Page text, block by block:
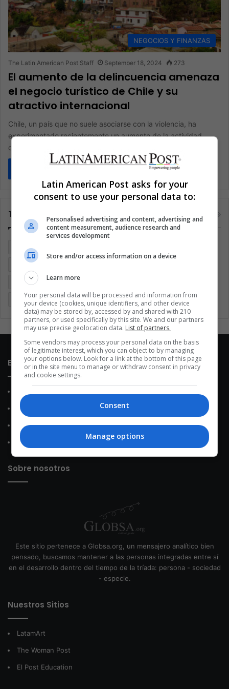
NEGOCIOS Y FINANZAS
The Latin American Post Staff September 18, 2024 273
El aumento de la delincuencia amenaza
el negocio turístico de Chile y su
atractivo internacional
Chile, un país que no suele asociarse con la violencia, ha
experimentado recientemente un aumento de la actividad
delictiva, lo…
Tags
Argentina
Coronavirus
Economía Entretenimiento
Memes (ES) Mundo México Música Politica
Enlaces de interés
Contacto
Política de Privacidad
Política de Cookies
Sobre nosotros
Este sitio pertenece a Globsa.org, un mensajero analítico bien
pensado, buscamos mantener a las personas integradas entre sí
en el desarrollo dentro del tiempo de la tríada: persona - sociedad
- especie.
Nuestros Sitios
LatamArt
The Woman Post
El Post Education
Latin American Post asks for your
consent to use your personal data to:
Personalised advertising and content, advertising and
content measurement, audience research and
services development
Store and/or access information on a device
Learn more
Your personal data will be processed and information from
your device (cookies, unique identifiers, and other device
data) may be stored by, accessed by and shared with 210
partners, or used specifically by this site. We and our partners
may use precise geolocation data. List of partners.
Some vendors may process your personal data on the basis
of legitimate interest, which you can object to by managing
your options below. Look for a link at the bottom of this page
or in the site menu to manage or withdraw consent in privacy
and cookie settings.
Consent
Manage options